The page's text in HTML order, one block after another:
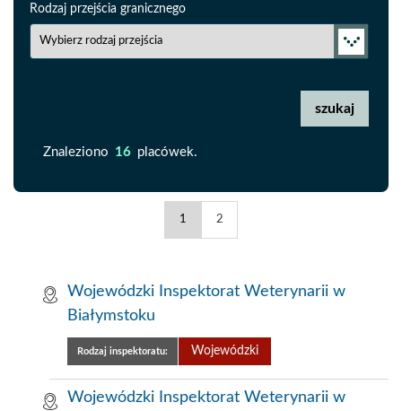
Rodzaj przejścia granicznego
Znaleziono 16 placówek.
Wojewódzkie
Inspektoraty
-
1
Wojewódzkie
Inspektoraty
-
2
Wojewódzki Inspektorat Weterynarii w
Białymstoku
Rodzaj inspektoratu: Wojewódzki
Wojewódzki Inspektorat Weterynarii w